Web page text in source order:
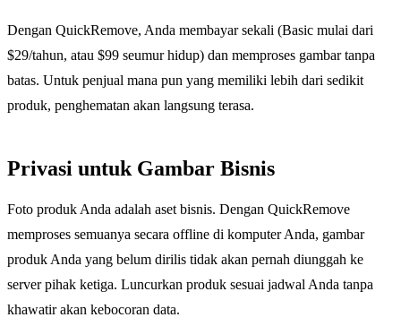
Dengan QuickRemove, Anda membayar sekali (Basic mulai dari
$29/tahun, atau $99 seumur hidup) dan memproses gambar tanpa
batas. Untuk penjual mana pun yang memiliki lebih dari sedikit
produk, penghematan akan langsung terasa.
Privasi untuk Gambar Bisnis
Foto produk Anda adalah aset bisnis. Dengan QuickRemove
memproses semuanya secara offline di komputer Anda, gambar
produk Anda yang belum dirilis tidak akan pernah diunggah ke
server pihak ketiga. Luncurkan produk sesuai jadwal Anda tanpa
khawatir akan kebocoran data.